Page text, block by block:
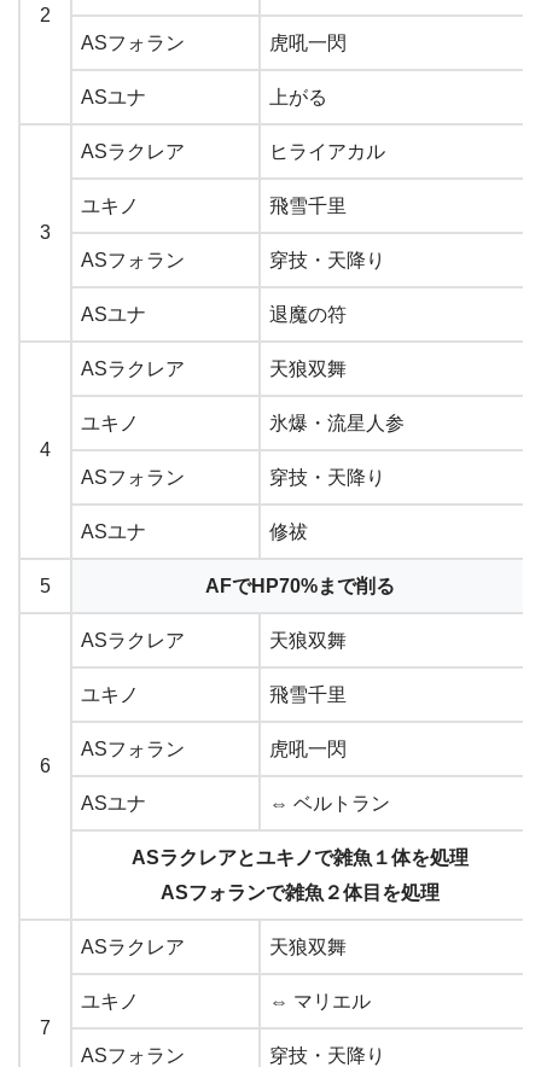
2
ASフォラン 虎吼一閃
ASユナ 上がる
3
ASラクレア ヒライアカル
ユキノ 飛雪千里
ASフォラン 穿技・天降り
ASユナ 退魔の符
4
ASラクレア 天狼双舞
ユキノ 氷爆・流星人参
ASフォラン 穿技・天降り
ASユナ 修祓
5 AFでHP70%まで削る
6
ASラクレア 天狼双舞
ユキノ 飛雪千里
ASフォラン 虎吼一閃
ASユナ ⇔ ベルトラン
ASラクレアとユキノで雑魚１体を処理
ASフォランで雑魚２体目を処理
7
ASラクレア 天狼双舞
ユキノ ⇔ マリエル
ASフォラン 穿技・天降り